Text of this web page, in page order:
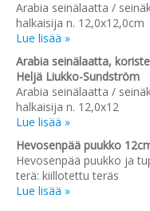
Arabia seinälaatta /
halkaisija n. 12,0x12,0cm
Lue lisää »
Arabia seinälaatta,
Heljä Liukko-Sundström
Arabia seinälaatta /
halkaisija n. 12,0x12
Lue lisää »
Hevosenpää puukko
Hevosenpää puukko ja
terä: kiillotettu teräs
Lue lisää »